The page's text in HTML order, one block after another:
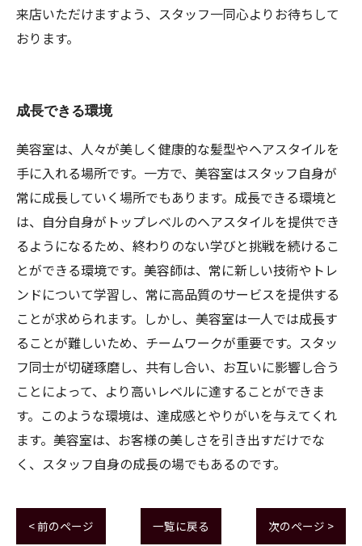
来店いただけますよう、スタッフ一同心よりお待ちして
おります。
成長できる環境
美容室は、人々が美しく健康的な髪型やヘアスタイルを
手に入れる場所です。一方で、美容室はスタッフ自身が
常に成長していく場所でもあります。成長できる環境と
は、自分自身がトップレベルのヘアスタイルを提供でき
るようになるため、終わりのない学びと挑戦を続けるこ
とができる環境です。美容師は、常に新しい技術やトレ
ンドについて学習し、常に高品質のサービスを提供する
ことが求められます。しかし、美容室は一人では成長す
ることが難しいため、チームワークが重要です。スタッ
フ同士が切磋琢磨し、共有し合い、お互いに影響し合う
ことによって、より高いレベルに達することができま
す。このような環境は、達成感とやりがいを与えてくれ
ます。美容室は、お客様の美しさを引き出すだけでな
く、スタッフ自身の成長の場でもあるのです。
< 前のページ 一覧に戻る 次のページ >